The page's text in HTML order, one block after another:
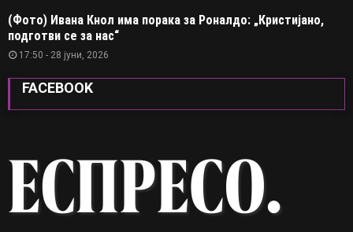
(Фото) Ивана Кнол има порака за Роналдо: „Кристијано,
подготви се за нас“
17:50 - 28 јуни, 2026
FACEBOOK